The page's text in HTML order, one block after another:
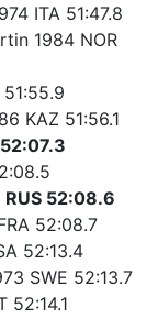
ITA 51:47.8
1984 NOR
KAZ 51:56.1
RUS 52:08.6
52:08.7
52:13.4
SWE 52:13.7
52:14.1